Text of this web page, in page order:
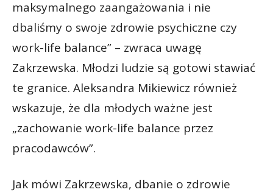
maksymalnego zaangażowania i nie
dbaliśmy o swoje zdrowie psychiczne czy
work-life balance” – zwraca uwagę
Zakrzewska. Młodzi ludzie są gotowi stawiać
te granice. Aleksandra Mikiewicz również
wskazuje, że dla młodych ważne jest
„zachowanie work-life balance przez
pracodawców”.
Jak mówi Zakrzewska, dbanie o zdrowie